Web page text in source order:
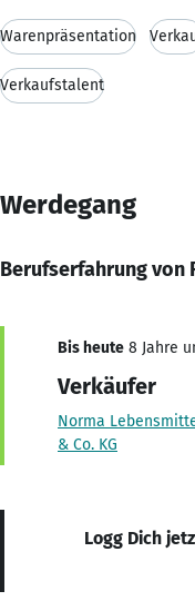
Warenpräsentation
Verkaufstalent
Werdegang
Berufserfahrung von
Bis heute 8 Jahre
Verkäufer
Norma
& Co. KG
Logg Dich